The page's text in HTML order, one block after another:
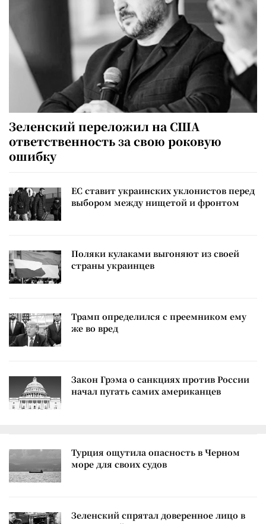
Зеленский переложил на США
ответственность за свою роковую
ошибку
ЕС ставит украинских уклонистов перед
выбором между нищетой и фронтом
Поляки кулаками выгоняют из своей
страны украинцев
Трамп определился с преемником ему
же во вред
Закон Грэма о санкциях против России
начал пугать самих американцев
Турция ощутила опасность в Черном
море для своих судов
Зеленский спрятал доверенное лицо в